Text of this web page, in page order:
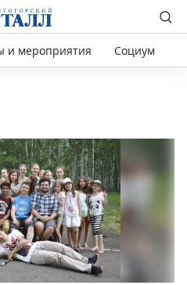
и мероприятия Социум